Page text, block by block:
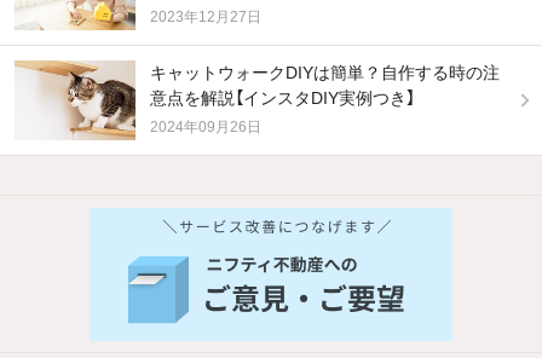
2023年12月27日
キャットウォークDIYは簡単？自作する時の注
意点を解説【インスタDIY実例つき】
2024年09月26日
バス・トイレ別 2階以上